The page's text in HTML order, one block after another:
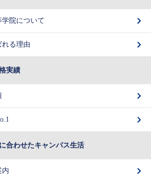
学院について
れる理由
実績
合わせたキャンパス生活
内